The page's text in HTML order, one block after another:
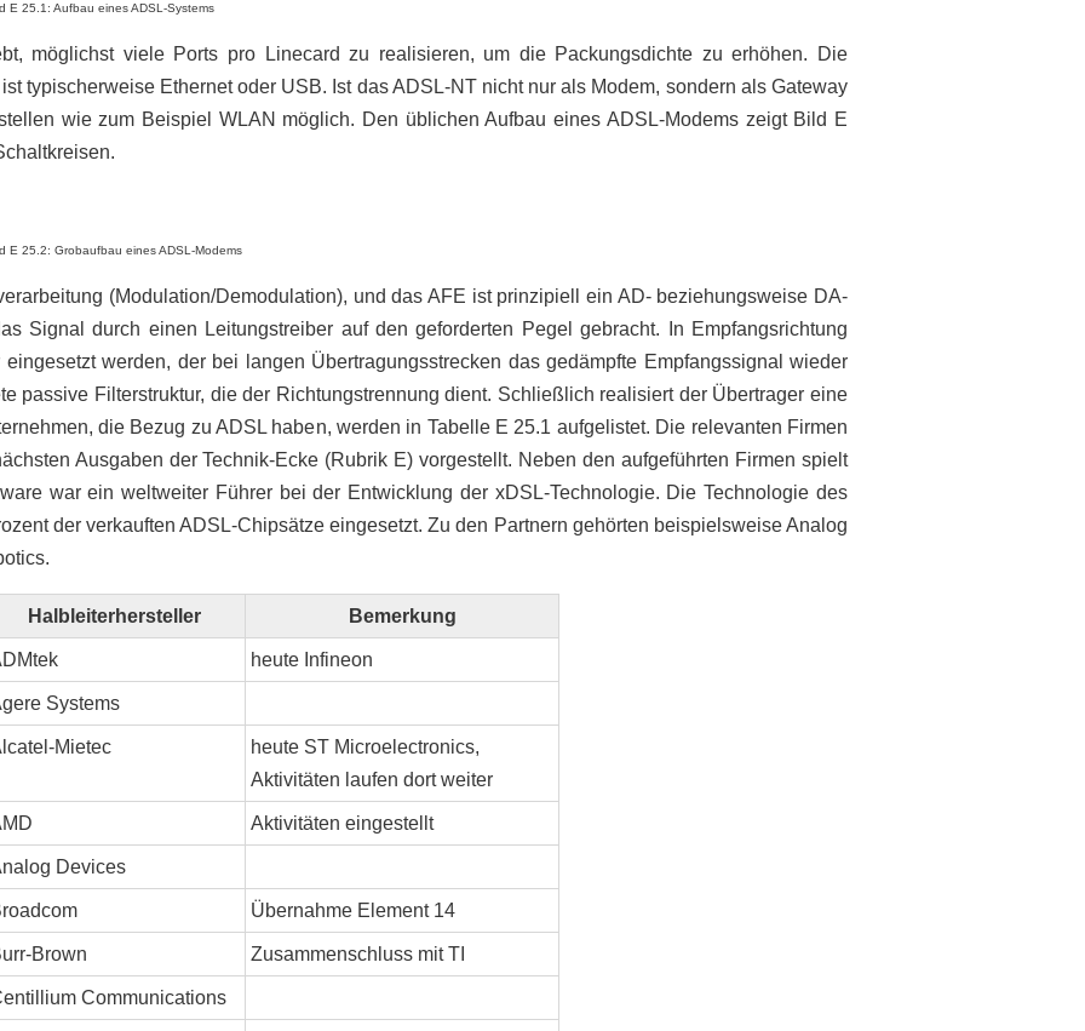
E 25.1: Aufbau eines ADSL-Systems
möglichst viele Ports pro Linecard zu realisieren, um die Packungsdichte zu erhöhen. Die
typischerweise Ethernet oder USB. Ist das ADSL-NT nicht nur als Modem, sondern als Gateway
wie zum Beispiel WLAN möglich. Den üblichen Aufbau eines ADSL-Modems zeigt Bild E
E 25.2: Grobaufbau eines ADSL-Modems
(Modulation/Demodulation), und das AFE ist prinzipiell ein AD- beziehungsweise DA-
Signal durch einen Leitungstreiber auf den geforderten Pegel gebracht. In Empfangsrichtung
werden, der bei langen Übertragungsstrecken das gedämpfte Empfangssignal wieder
passive Filterstruktur, die der Richtungstrennung dient. Schließlich realisiert der Übertrager eine
die Bezug zu ADSL haben, werden in Tabelle E 25.1 aufgelistet. Die relevanten Firmen
Ausgaben der Technik-Ecke (Rubrik E) vorgestellt. Neben den aufgeführten Firmen spielt
war ein weltweiter Führer bei der Entwicklung der xDSL-Technologie. Die Technologie des
der verkauften ADSL-Chipsätze eingesetzt. Zu den Partnern gehörten beispielsweise Analog
Halbleiterhersteller Bemerkung
heute Infineon
Systems
Mietec
heute ST Microelectronics,
Aktivitäten laufen dort weiter
Aktivitäten eingestellt
Devices
Übernahme Element 14
Brown Zusammenschluss mit TI
Communications